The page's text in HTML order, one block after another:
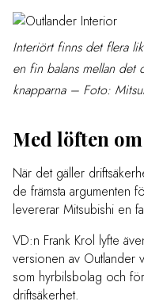
Interiört finns det flera
en fin balans mellan det
knapparna – Foto:
Med löften
När det gäller
de främsta argumenten
levererar Mitsubishi en
VD:n Frank Krol lyfte
versionen av Outlander
som hyrbilsbolag och
driftsäkerhet.